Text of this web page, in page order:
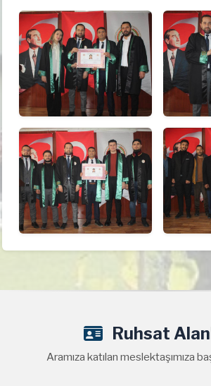
Ruhsat
Aramıza katılan meslektaşımıza